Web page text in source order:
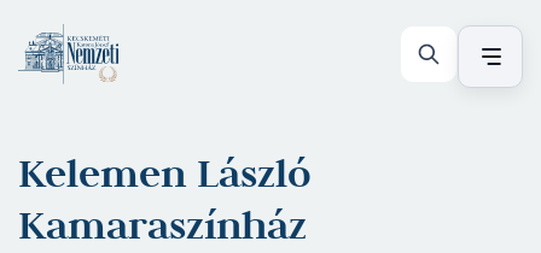
Kelemen László
Kamaraszínház